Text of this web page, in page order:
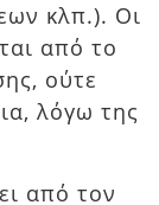
κλπ.). Οι
από το
ούτε
λόγω της
από τον